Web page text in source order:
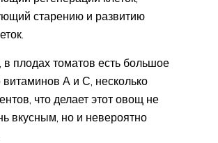
старению и развитию
в плодах томатов есть большое
витаминов А и С, несколько
что делает этот овощ не
вкусным, но и невероятно